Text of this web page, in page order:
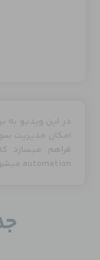
فراهم میسازد
automation میشود